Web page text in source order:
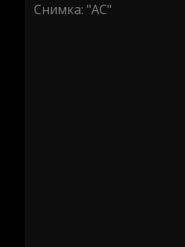
Снимка: "АС"